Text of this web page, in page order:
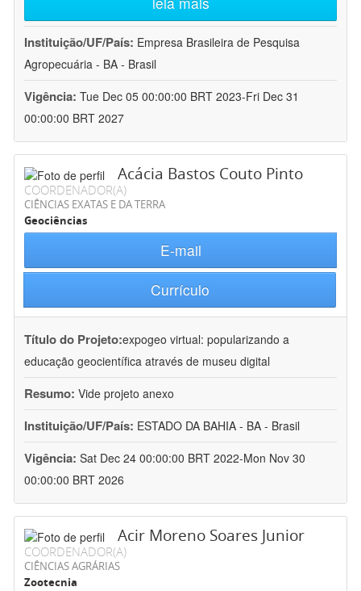
Instituição/UF/País: Empresa Brasileira de Pesquisa
Agropecuária - BA - Brasil
Vigência: Tue Dec 05 00:00:00 BRT 2023-Fri Dec 31
00:00:00 BRT 2027
Acácia Bastos Couto Pinto
COORDENADOR(A)
CIÊNCIAS EXATAS E DA TERRA
Geociências
E-mail
Currículo
Título do Projeto:expogeo virtual: popularizando a
educação geocientífica através de museu digital
Resumo: Vide projeto anexo
Instituição/UF/País: ESTADO DA BAHIA - BA - Brasil
Vigência: Sat Dec 24 00:00:00 BRT 2022-Mon Nov 30
00:00:00 BRT 2026
Acir Moreno Soares Junior
COORDENADOR(A)
CIÊNCIAS AGRÁRIAS
Zootecnia